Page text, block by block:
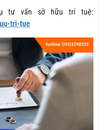
tư vấn sở hữu trí tuệ:
tri-tue